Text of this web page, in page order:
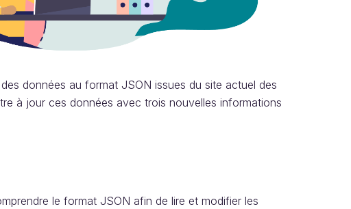
données au format JSON issues du site actuel des
à jour ces données avec trois nouvelles informations
le format JSON afin de lire et modifier les